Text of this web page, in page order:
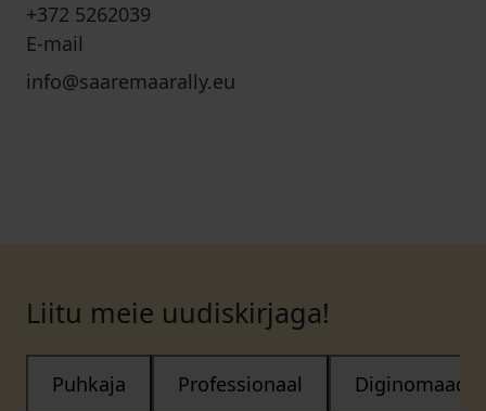
+372 5262039
E-mail
info@saaremaarally.eu
Liitu meie uudiskirjaga!
Puhkaja Professionaal Diginomaad